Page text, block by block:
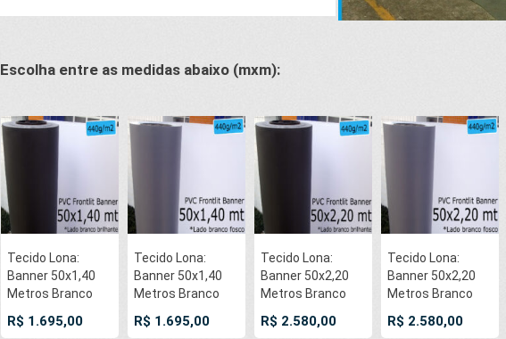
Escolha entre as medidas abaixo (mxm):
Tecido Lona:
Banner 50x1,40
Metros Branco
440 GSM Flex
R$ 1.695,00
Tecido Lona:
Banner 50x1,40
Metros Branco
GSM Flex Frontilt
R$ 1.695,00
Tecido Lona:
Banner 50x2,20
Metros Branco
440 GSM Flex
R$ 2.580,00
Tecido Lona:
Banner 50x2,20
Metros Branco
GSM Flex Frontilt
R$ 2.580,00